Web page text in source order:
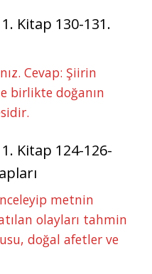
Kitap 130-131.
Cevap: Şiirin
birlikte doğanın
Kitap 124-126-
metnin
olayları tahmin
doğal afetler ve